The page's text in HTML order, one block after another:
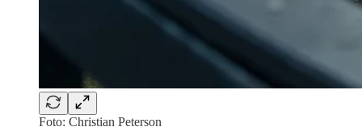
Foto: Christian Peterson